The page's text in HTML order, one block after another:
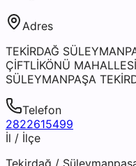
Adres
TEKİRDAĞ
ÇİFTLİKÖNÜ
SÜLEYMANPAŞA
Telefon
2822615499
İl / İlçe
Tekirdağ /